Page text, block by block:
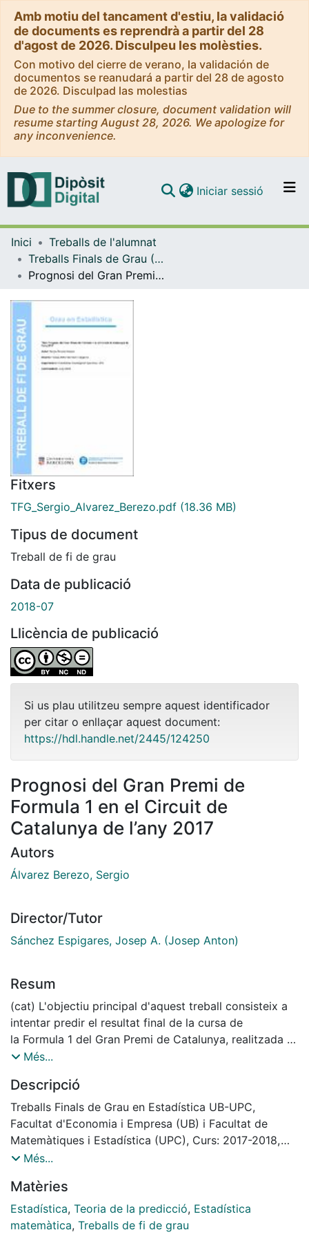
Amb motiu del tancament d'estiu, la validació
de documents es reprendrà a partir del 28
d'agost de 2026. Disculpeu les molèsties.
Con motivo del cierre de verano, la validación de
documentos se reanudará a partir del 28 de agosto
de 2026. Disculpad las molestias
Due to the summer closure, document validation will
resume starting August 28, 2026. We apologize for
any inconvenience.
Navega per tot el DD
Com publicar
Iniciar sessió (current)
Inici
Treballs de l'alumnat
Treballs Finals de Grau (TFG) - Estadística UB-UPC
Prognosi del Gran Premi de Formula 1 en el Circuit de Catalunya de l’any 2017
Fitxers
TFG_Sergio_Alvarez_Berezo.pdf (18.36 MB)
Tipus de document
Treball de fi de grau
Data de publicació
2018-07
Llicència de publicació
Si us plau utilitzeu sempre aquest identificador
per citar o enllaçar aquest document:
https://hdl.handle.net/2445/124250
Prognosi del Gran Premi de
Formula 1 en el Circuit de
Catalunya de l’any 2017
Autors
Álvarez Berezo, Sergio
Director/Tutor
Sánchez Espigares, Josep A. (Josep Anton)
Resum
(cat) L'objectiu principal d'aquest treball consisteix a
intentar predir el resultat final de la cursa de
la Formula 1 del Gran Premi de Catalunya, realitzada al
circuit de Montmeló a l'any 2017. Per
de les sessions de pràctiques prèvies
a la cursa. La base de dades utilitzada s'ha construït a
partir de dos documents diferents: un
document que mostra els temps de les voltes
realitzades i un altre que indica els tipus de
La part més important d'aquest l'estudi recau sobre
una exhaustiva depuració de les dades
per tal de poder detectar les simulacions de
Més...
Descripció
Treballs Finals de Grau en Estadística UB-UPC,
Facultat d'Economia i Empresa (UB) i Facultat de
Matemàtiques i Estadística (UPC), Curs: 2017-2018,
Tutor: Josep Anton Sánchez Espigares
Més...
Matèries
Estadística, Teoria de la predicció, Estadística
matemàtica, Treballs de fi de grau